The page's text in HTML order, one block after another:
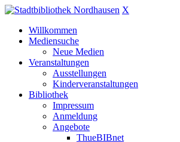
X
Willkommen
Mediensuche
Neue Medien
Veranstaltungen
Ausstellungen
Kinderveranstaltungen
Bibliothek
Impressum
Anmeldung
Angebote
ThueBIBnet